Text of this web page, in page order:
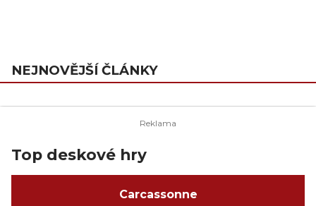
NEJNOVĚJŠÍ ČLÁNKY
Top deskové hry
Carcassonne